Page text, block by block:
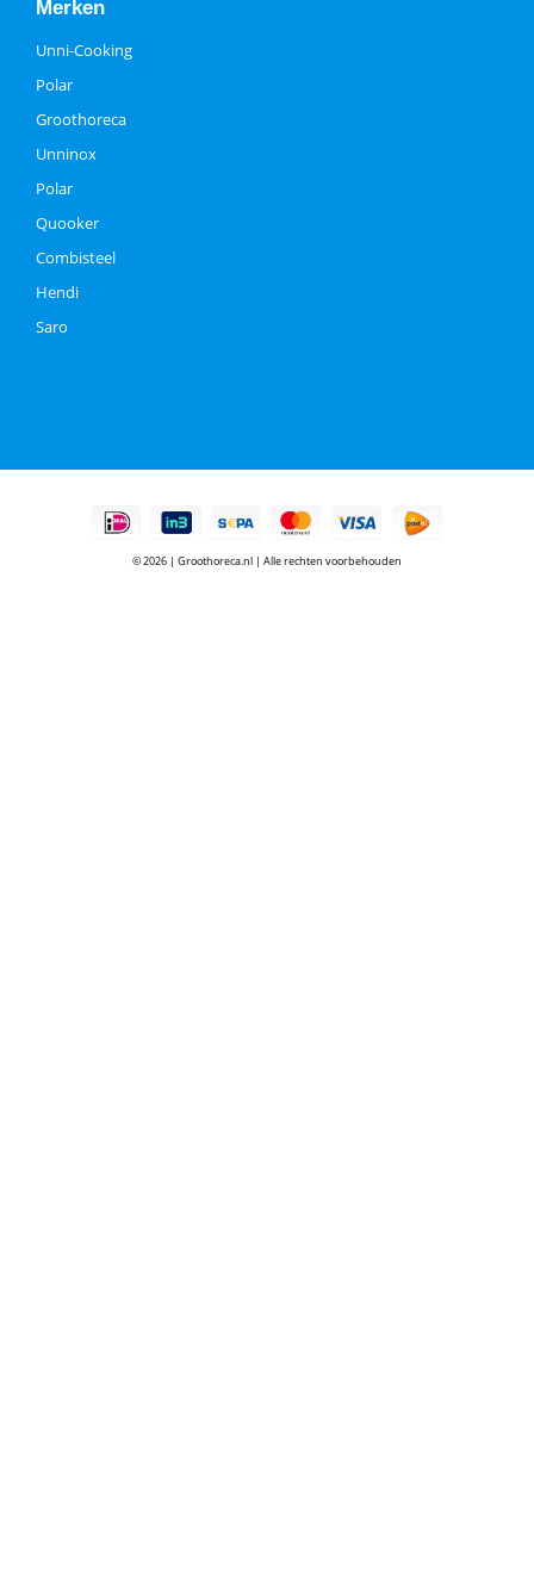
Merken
Unni-Cooking
Polar
Groothoreca
Unninox
Polar
Quooker
Combisteel
Hendi
Saro
© 2026 | Groothoreca.nl | Alle rechten voorbehouden